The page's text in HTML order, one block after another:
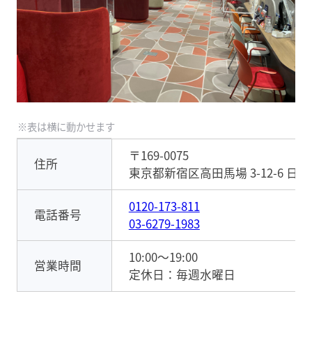
住所
〒169-0075
東京都新宿区高田馬場 3-12-6 日
電話番号
0120-173-811
03-6279-1983
営業時間
10:00～19:00
定休日：毎週水曜日